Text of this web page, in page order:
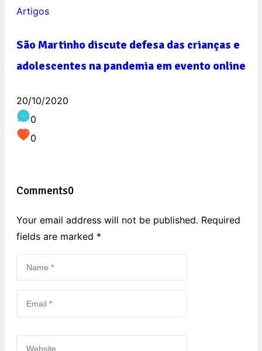
Artigos
São Martinho discute defesa das crianças e
adolescentes na pandemia em evento online
20/10/2020
0
0
Comments0
Your email address will not be published. Required
fields are marked *